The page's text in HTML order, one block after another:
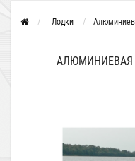
Лодки
АЛЮМИНИЕВАЯ